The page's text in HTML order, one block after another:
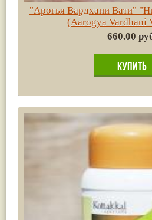
"Арогья Вардхани Вати"
(Aarogya Vardhani
660.00